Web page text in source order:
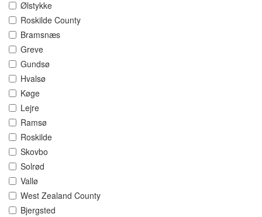
Ølstykke
Roskilde County
Bramsnæs
Greve
Gundsø
Hvalsø
Køge
Lejre
Ramsø
Roskilde
Skovbo
Solrød
Vallø
West Zealand County
Bjergsted